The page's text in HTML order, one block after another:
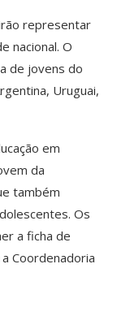
representar
nacional. O
de jovens do
Uruguai,
em
da
também
Os
a ficha de
Coordenadoria